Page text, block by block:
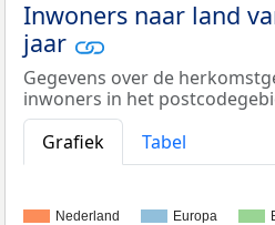
Inwoners naar land
jaar
Gegevens over de
inwoners in het
Grafiek
Tabel
Nederland Europa